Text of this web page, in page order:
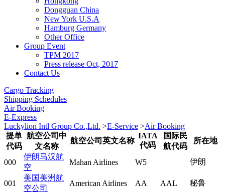
Dongguan China
New York U.S.A
Hamburg Germany
Other Office
Group Event
TPM 2017
Press release Oct, 2017
Contact Us
Cargo Tracking
Shipping Schedules
Air Booking
E-Express
Luckylion Intl Group Co.,Ltd. >E-Service >Air Booking
提单
代码
航空公司中
文名称
航空公司英文名称
IATA
代码
国际民
航代码
所在地
000
伊朗马汉航
空
Mahan Airlines W5 伊朗
001
美国美洲航
空公司
American Airlines AA AAL 秘鲁